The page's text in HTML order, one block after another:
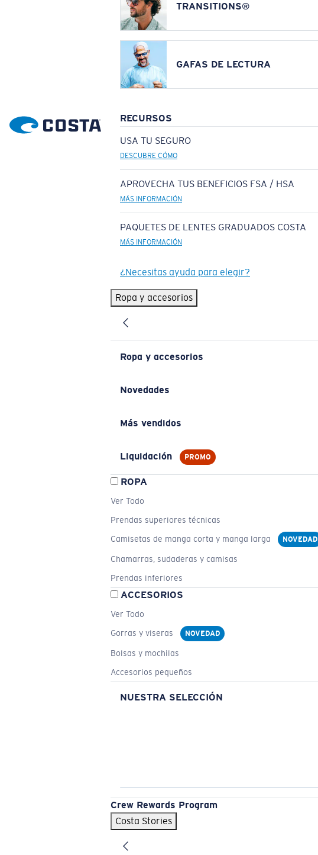
TRANSITIONS®
GAFAS DE LECTURA
RECURSOS
USA TU SEGURO
DESCUBRE CÓMO
APROVECHA TUS BENEFICIOS FSA / HSA
MÁS INFORMACIÓN
PAQUETES DE LENTES GRADUADOS COSTA
MÁS INFORMACIÓN
¿Necesitas ayuda para elegir?
Ropa y accesorios
Ropa y accesorios
Novedades
Más vendidos
Liquidación PROMO
ROPA
Ver Todo
Prendas superiores técnicas
Camisetas de manga corta y manga larga
NOVEDAD
Chamarras, sudaderas y camisas
Prendas inferiores
ACCESORIOS
Ver Todo
Gorras y viseras
NOVEDAD
Bolsas y mochilas
Accesorios pequeños
NUESTRA SELECCIÓN
Crew Rewards Program
Costa Stories